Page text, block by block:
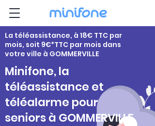
La téléassistance, à 18€ TTC par
mois, soit 9€*TTC par mois dans
votre ville à GOMMERVILLE
Minifone, la
téléassistance et
téléalarme pour
seniors à GOMMERVILLE